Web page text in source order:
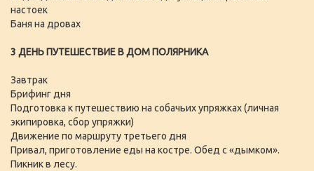
настоек
Баня на дровах
3 ДЕНЬ ПУТЕШЕСТВИЕ В ДОМ ПОЛЯРНИКА
Завтрак
Брифинг дня
Подготовка к путешествию на собачьих упряжках (личная
экипировка, сбор упряжки)
Движение по маршруту третьего дня
Привал, приготовление еды на костре. Обед с «дымком».
Пикник в лесу.